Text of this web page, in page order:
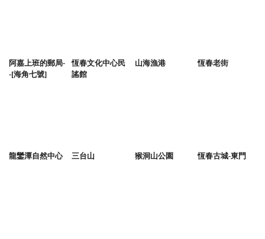
阿嘉上班的郵局-
-[海角七號]
恆春文化中心民
謠館
山海漁港 恆春老街
龍鑾潭自然中心 三台山 猴洞山公園 恆春古城-東門